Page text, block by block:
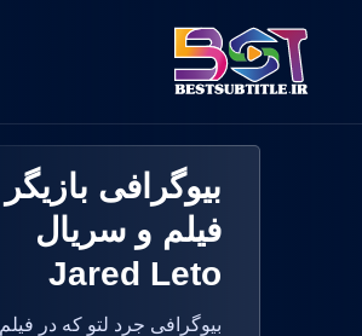
بیوگرافی بازیگر
فیلم و سریال
Jared Leto
بیوگرافی جرد لتو که در فیلم